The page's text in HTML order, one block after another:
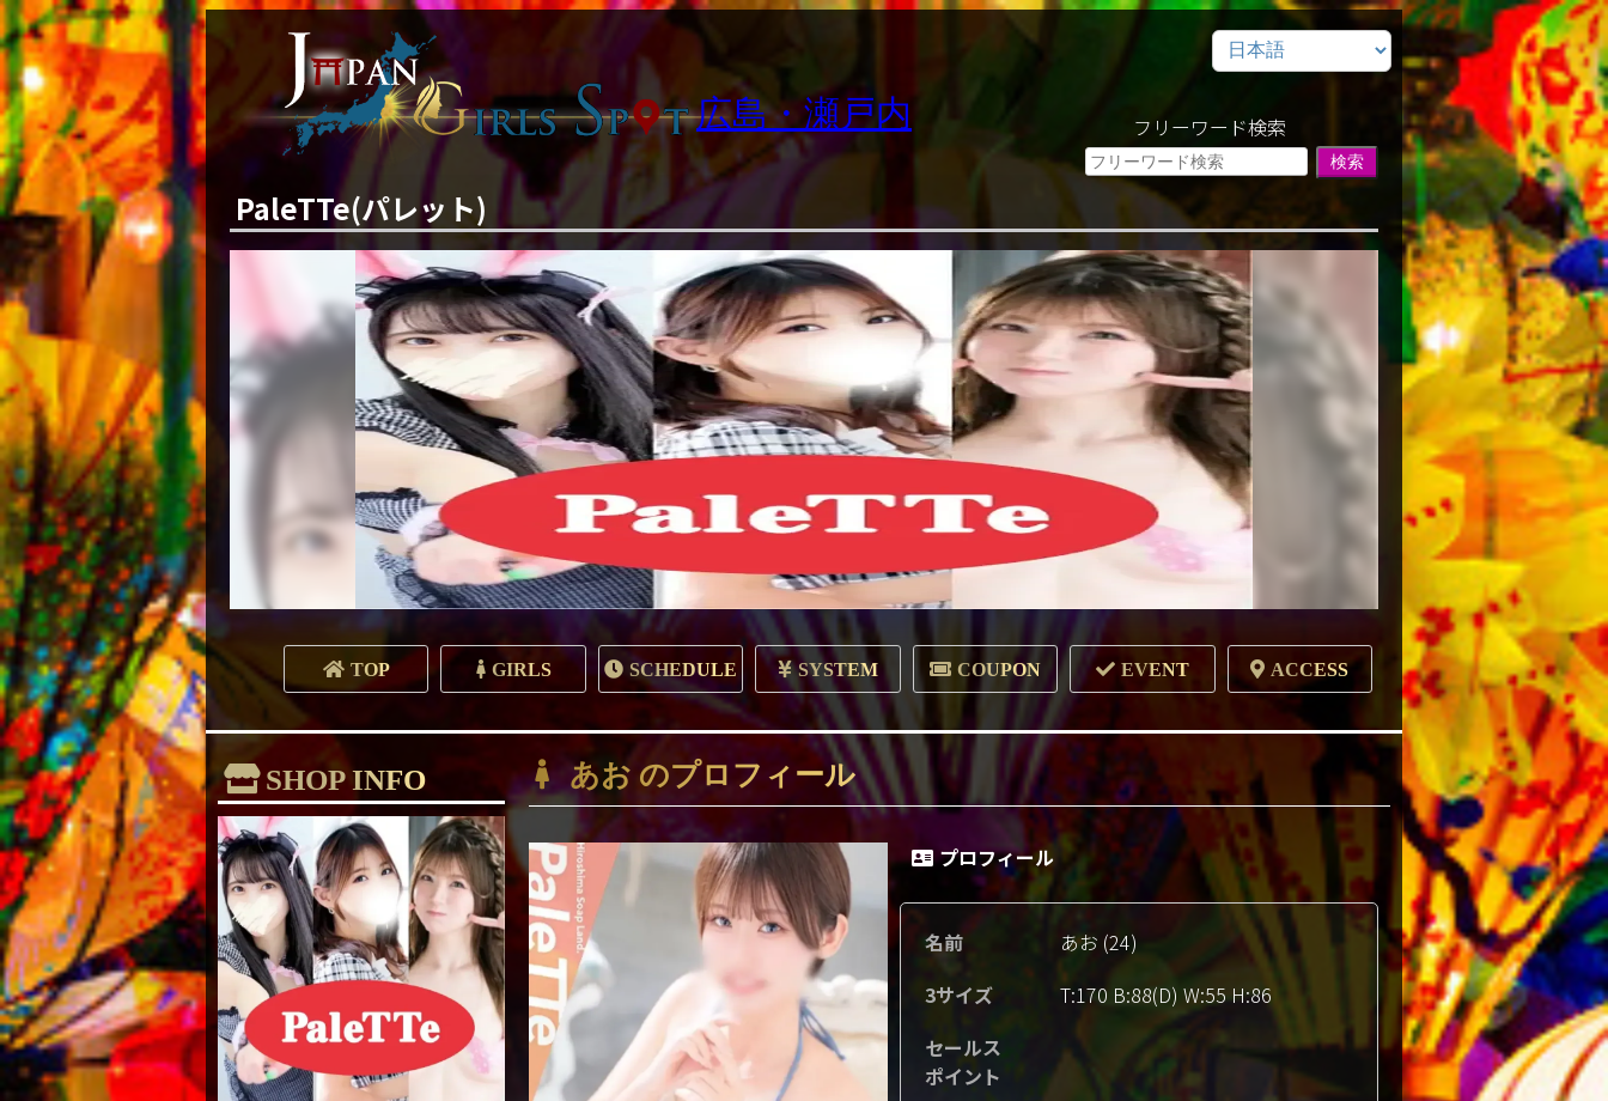
広島・瀬戸内 フリーワード検索
PaleTTe(パレット)
TOP GIRLS SCHEDULE SYSTEM COUPON EVENT ACCESS
SHOP INFO あお のプロフィール
プロフィール
名前
あお (24)
3サイズ
T:170 B:88(D) W:55 H:86
セールス
ポイント